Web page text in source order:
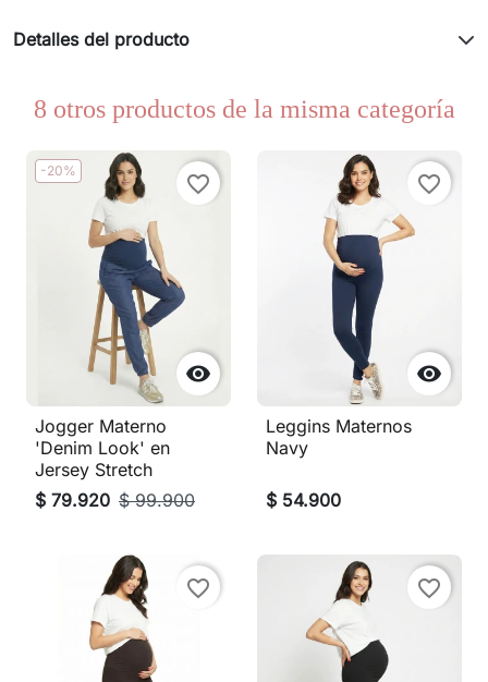
Detalles del producto
8 otros productos de la misma categoría
-20%

favorite_border
Jogger Materno
'Denim Look' en
Jersey Stretch
$ 79.920 $ 99.900

favorite_border
Leggins Maternos
Navy
$ 54.900
favorite_border favorite_border